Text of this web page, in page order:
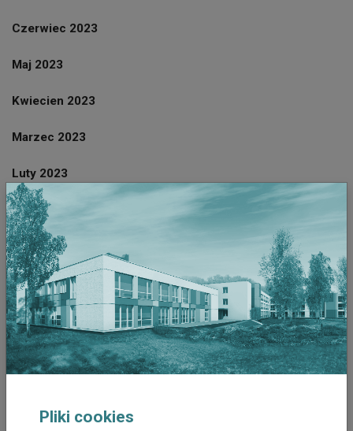
Czerwiec 2023
Maj 2023
Kwiecien 2023
Marzec 2023
Luty 2023
Styczeń 2023
Grudzień 2022
Listopad 2022
Październik 2022
Wrzesień 2022
Lipiec 2022
Pliki cookies